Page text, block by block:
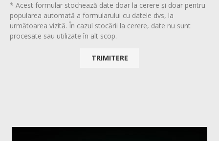
* Acest formular stochează date doar la cerere și doar pentru
popularea automată a formularului cu datele dvs, la
următoarea vizită. În cazul stocării la cerere, date nu sunt
procesate sau utilizate în alt scop.